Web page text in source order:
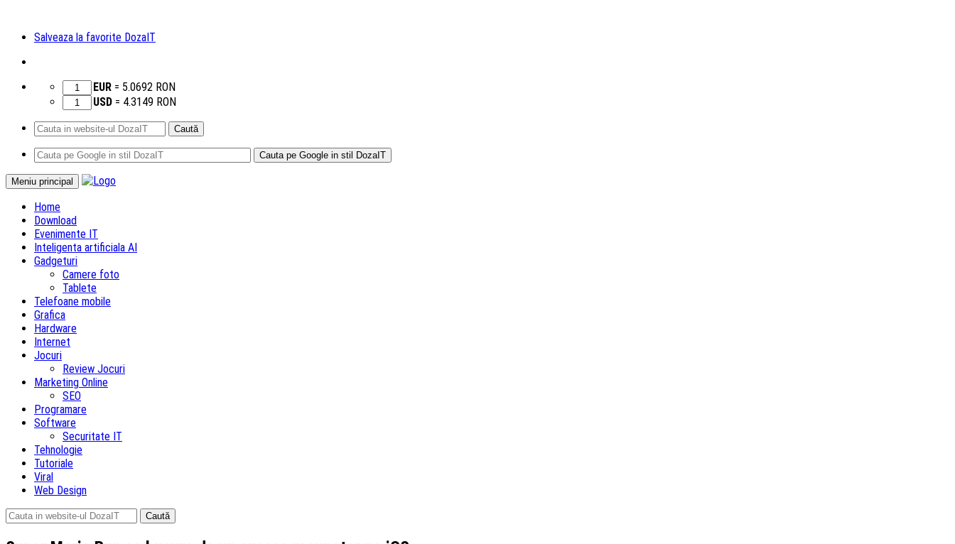
Salveaza la favorite DozaIT
EUR = 5.0692 RON
USD = 4.3149 RON
Caută
după:
Meniu principal
Sari
Home
Download
Evenimente IT
Inteligenta artificiala AI
Gadgeturi
Camere foto
Tablete
Telefoane mobile
Grafica
Hardware
Internet
Jocuri
Review Jocuri
Marketing Online
SEO
Programare
Software
Securitate IT
Tehnologie
Tutoriale
Viral
Web Design
Caută
după: